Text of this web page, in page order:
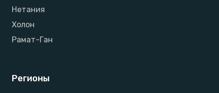
Нетания
Холон
Рамат-Ган
Регионы